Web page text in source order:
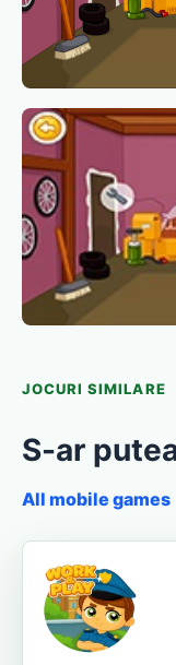
JOCURI SIMILARE
S-ar
All mobile games